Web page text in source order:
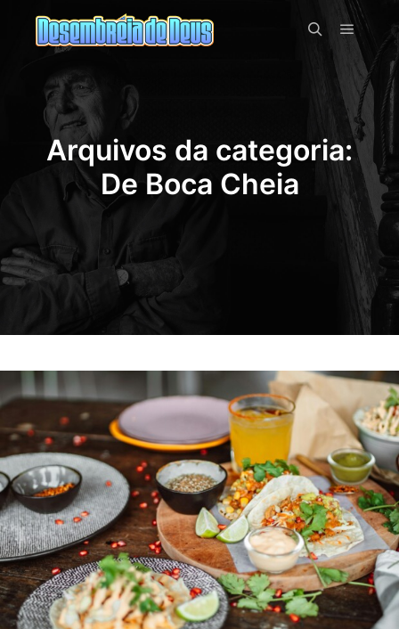
PesquisaMenu
Arquivos da categoria:
De Boca Cheia